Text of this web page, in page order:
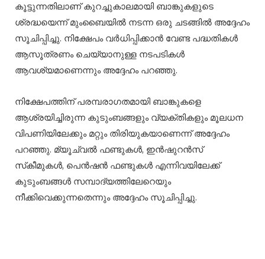
കൂട്ടുന്നതിലാണ് കുറച്ചുകാലമായി ബാങ്കുകളുടെ
ശ്രദ്ധയെന്ന് മുംബൈയില്‍ നടന്ന ഒരു ചടങ്ങില്‍ അദ്ദേഹം
സൂചിപ്പിച്ചു. നിക്ഷേപം വര്‍ധിപ്പിക്കാന്‍ വേണ്ട പദ്ധതികള്‍
ആസൂത്രണം ചെയ്യാനുള്ള നടപടികള്‍
ആവശ്യമാണെന്നും അദ്ദേഹം പറഞ്ഞു.
നിക്ഷേപത്തിന് പരമ്പരാഗതമായി ബാങ്കുകളെ
ആശ്രയിച്ചിരുന്ന കുടുംബങ്ങളും വ്യക്തികളും മൂലധന
വിപണിയിലേക്കും മറ്റും തിരിയുകയാണെന്ന് അദ്ദേഹം
പറഞ്ഞു. മ്യൂച്വല്‍ ഫണ്ടുകള്‍, ഇന്‍ഷുറന്‍സ്
സ്‌കീമുകള്‍, പെന്‍ഷന്‍ ഫണ്ടുകള്‍ എന്നിവയിലേക്ക്
കുടുംബങ്ങള്‍ സമ്പാദ്യത്തിലേറെയും
നീക്കിവെക്കുന്നതെന്നും അദ്ദേഹം സൂചിപ്പിച്ചു.